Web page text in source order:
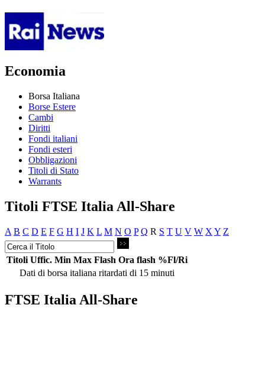
Economia
Borsa Italiana
Borse Estere
Cambi
Diritti
Fondi italiani
Fondi esteri
Obbligazioni
Titoli di Stato
Warrants
Titoli FTSE Italia All-Share
A B C D E F G H I J K L M N O P Q R S T U V W X Y Z
Titoli Uffic. Min Max Flash Ora flash %Fl/Ri
Dati di borsa italiana ritardati di 15 minuti
FTSE Italia All-Share